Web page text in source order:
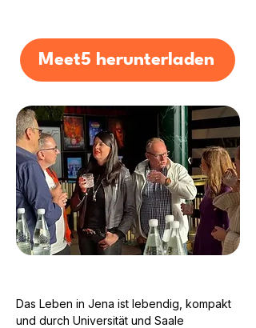
Meet5 herunterladen
Das Leben in Jena ist lebendig, kompakt
und durch Universität und Saale